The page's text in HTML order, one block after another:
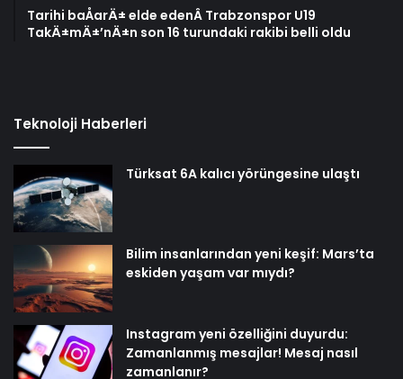
Tarihi baÅarÄ± elde edenÂ Trabzonspor U19
TakÄ±mÄ±’nÄ±n son 16 turundaki rakibi belli oldu
Teknoloji Haberleri
Türksat 6A kalıcı yörüngesine ulaştı
Bilim insanlarından yeni keşif: Mars’ta
eskiden yaşam var mıydı?
Instagram yeni özelliğini duyurdu:
Zamanlanmış mesajlar! Mesaj nasıl
zamanlanır?